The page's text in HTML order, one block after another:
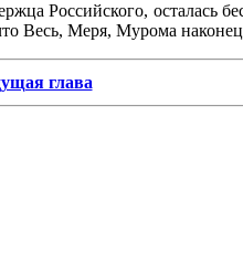
Российского, осталась
Весь, Меря, Мурома
глава